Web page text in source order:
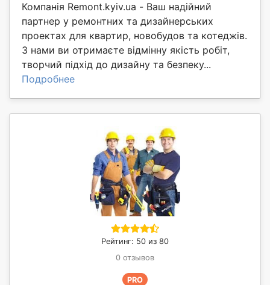
Компанія Remont.kyiv.ua - Ваш надійний
партнер у ремонтних та дизайнерських
проектах для квартир, новобудов та котеджів.
З нами ви отримаєте відмінну якість робіт,
творчий підхід до дизайну та безпеку...
Подробнее
Рейтинг: 50 из 80
0 отзывов
PRO